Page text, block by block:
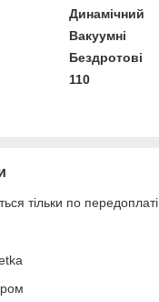
Динамічний
Вакуумні
Бездротові
110
тільки по передоплаті.